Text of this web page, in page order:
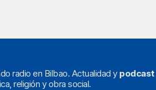
radio en Bilbao. Actualidad y podcast
religión y obra social.